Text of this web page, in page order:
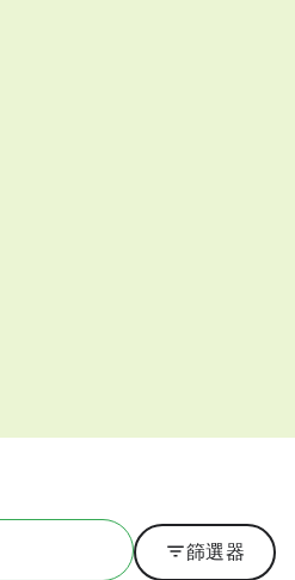
filter_list篩選器